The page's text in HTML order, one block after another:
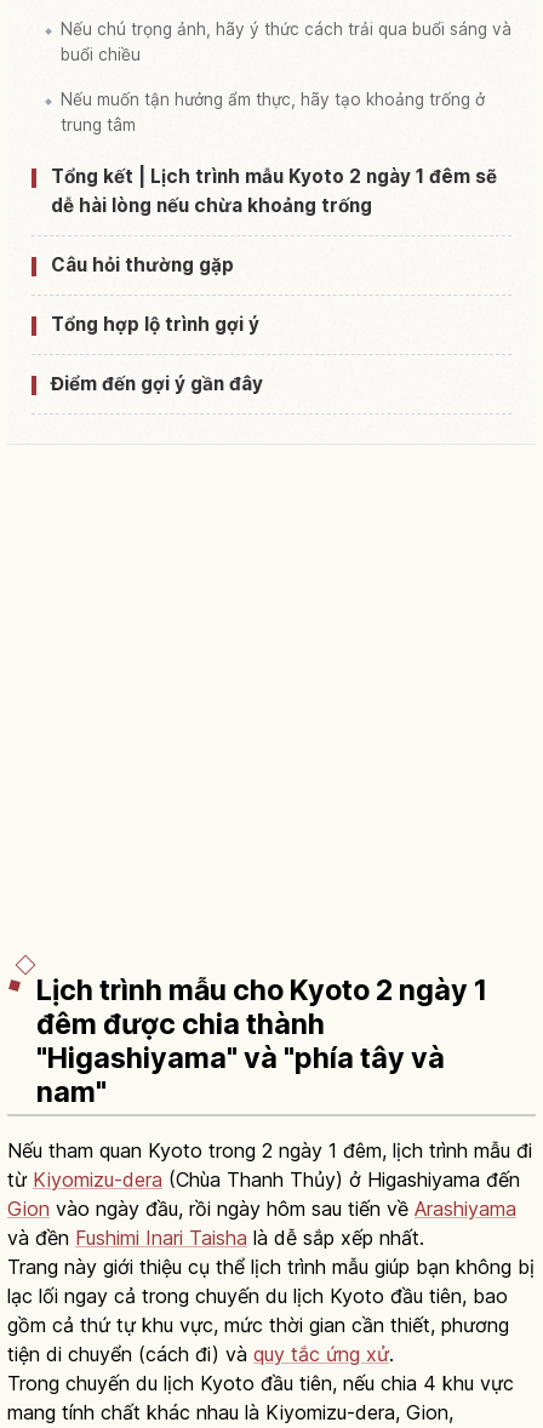
Nếu chú trọng ảnh, hãy ý thức cách trải qua buổi sáng và
buổi chiều
Nếu muốn tận hưởng ẩm thực, hãy tạo khoảng trống ở
trung tâm
Tổng kết | Lịch trình mẫu Kyoto 2 ngày 1 đêm sẽ
dễ hài lòng nếu chừa khoảng trống
Câu hỏi thường gặp
Tổng hợp lộ trình gợi ý
Điểm đến gợi ý gần đây
Lịch trình mẫu cho Kyoto 2 ngày 1
đêm được chia thành
"Higashiyama" và "phía tây và
nam"
Nếu tham quan Kyoto trong 2 ngày 1 đêm, lịch trình mẫu đi
từ Kiyomizu-dera (Chùa Thanh Thủy) ở Higashiyama đến
Gion vào ngày đầu, rồi ngày hôm sau tiến về Arashiyama
và đền Fushimi Inari Taisha là dễ sắp xếp nhất.
Trang này giới thiệu cụ thể lịch trình mẫu giúp bạn không bị
lạc lối ngay cả trong chuyến du lịch Kyoto đầu tiên, bao
gồm cả thứ tự khu vực, mức thời gian cần thiết, phương
tiện di chuyển (cách đi) và quy tắc ứng xử.
Trong chuyến du lịch Kyoto đầu tiên, nếu chia 4 khu vực
mang tính chất khác nhau là Kiyomizu-dera, Gion,